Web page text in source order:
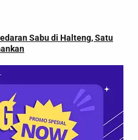
Sabu di Halteng, Satu